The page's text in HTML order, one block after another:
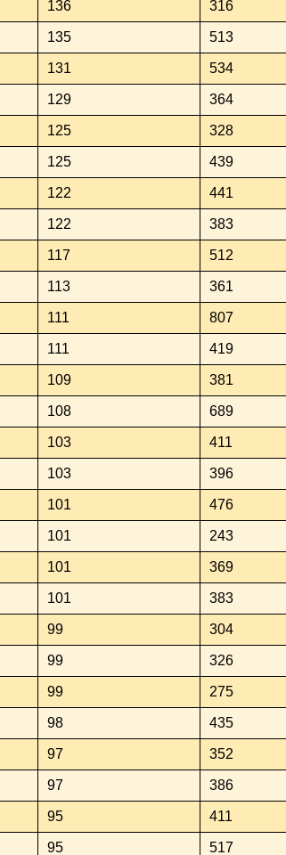
136 316
135 513
131 534
129 364
125 328
125 439
122 441
122 383
117 512
113 361
111 807
111 419
109 381
108 689
103 411
103 396
101 476
101 243
101 369
101 383
99 304
99 326
99 275
98 435
97 352
97 386
95 411
95 517